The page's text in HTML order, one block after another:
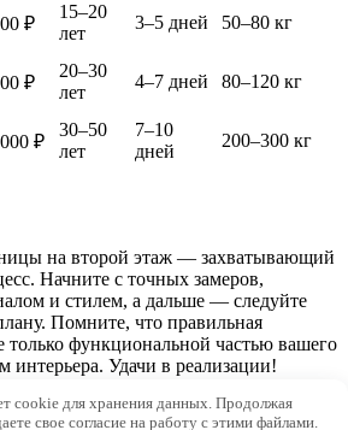
₽
15–20
лет
3–5 дней
50–80 кг
₽
20–30
лет
4–7 дней 80–120 кг
₽
30–50
лет
7–10
дней
200–300 кг
на второй этаж — захватывающий
Начните с точных замеров,
и стилем, а дальше — следуйте
Помните, что правильная
только функциональной частью вашего
интерьера. Удачи в реализации!
cookie для хранения данных. Продолжая
свое согласие на работу с этими файлами.